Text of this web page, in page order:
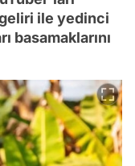
ile yedinci
basamaklarını